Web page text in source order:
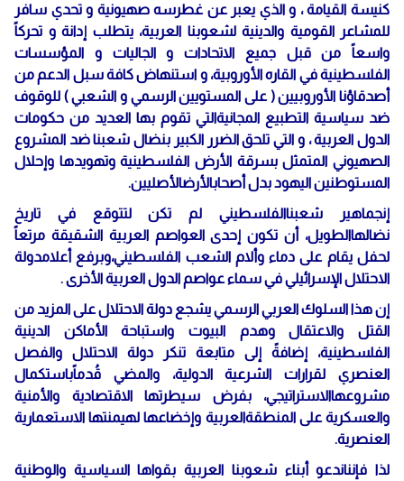
كنيسة القيامة ، و الذي يعبر عن غطرسه صهيونية و تحدي سافر
للمشاعر القومية والدينية لشعوبنا العربية، يتطلب إدانة و تحركاً
واسعاً من قبل جميع الاتحادات و الجاليات و المؤسسات
الفلسطينية في القاره الأوروبية، و استنهاض كافة سبل الدعم من
أصدقاؤنا الأوروبيين ( على المستويين الرسمي و الشعبي ) للوقوف
ضد سياسية التطبيع المجانيةالتي تقوم بها العديد من حكومات
الدول العربية ، و التي تلحق الضرر الكبير بنضال شعبنا ضد المشروع
الصهيوني المتمثل بسرقة الأرض الفلسطينية وتهويدها وإحلال
المستوطنين اليهود بدل أصحابالأرضالأصليين.
إنجماهير شعبناالفلسطيني لم تكن لتتوقع في تاريخ
نضالهاالطويل، أن تكون إحدى العواصم العربية الشقيقة مرتعاً
لحفل يقام على دماء وألام الشعب الفلسطيني،وبرفع أعلامدولة
الاحتلال الإسرائيلي في سماء عواصم الدول العربية الأخرى .
إن هذا السلوك العربي الرسمي يشجع دولة الاحتلال على المزيد من
القتل والاعتقال وهدم البيوت واستباحة الأماكن الدينية
الفلسطينية، إضافةً إلى متابعة تنكر دولة الاحتلال والفصل
العنصري لقرارات الشرعية الدولية، والمضي قُدماًباستكمال
مشروعهاالاستراتيجي، بفرض سيطرتها الاقتصادية والأمنية
والعسكرية على المنطقةالعربية وإخضاعها لهيمنتها الاستعمارية
العنصرية.
لذا فإنناندعو أبناء شعوبنا العربية بقواها السياسية والوطنية